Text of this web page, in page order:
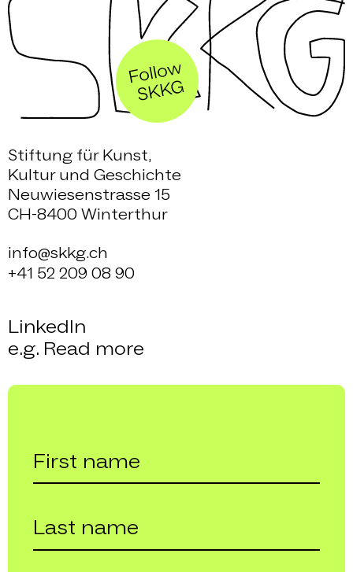
Stiftung für Kunst,
Kultur und Geschichte
Neuwiesenstrasse 15
CH-8400 Winterthur
info@skkg.ch
+41 52 209 08 90
LinkedIn
e.g. Read more